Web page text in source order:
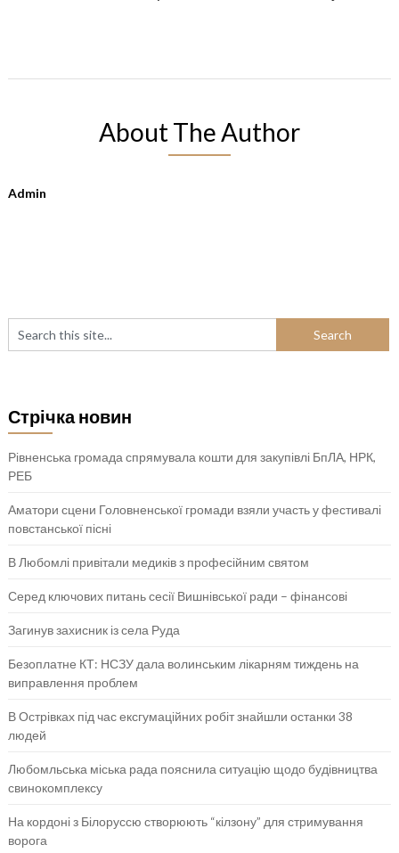
About The Author
Admin
Стрічка новин
Рівненська громада спрямувала кошти для закупівлі БпЛА, НРК,
РЕБ
Аматори сцени Головненської громади взяли участь у фестивалі
повстанської пісні
В Любомлі привітали медиків з професійним святом
Серед ключових питань сесії Вишнівської ради – фінансові
Загинув захисник із села Руда
Безоплатне КТ: НСЗУ дала волинським лікарням тиждень на
виправлення проблем
В Острівках під час ексгумаційних робіт знайшли останки 38
людей
Любомльська міська рада пояснила ситуацію щодо будівництва
свинокомплексу
На кордоні з Білоруссю створюють “кілзону” для стримування
ворога